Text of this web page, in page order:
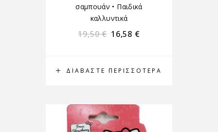
ΔΙΑΒΆΣΤΕ ΠΕΡΙΣΣΌΤΕΡΑ
σαμπουάν • Παιδικά
καλλυντικά
19,50€ 16,58 €